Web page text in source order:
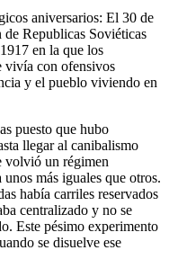
aniversarios: El 30 de
Republicas Soviéticas
en la que los
vivía con ofensivos
y el pueblo viviendo en
puesto que hubo
llegar al canibalismo
volvió un régimen
más iguales que otros.
había carriles reservados
centralizado y no se
Este pésimo experimento
se disuelve ese